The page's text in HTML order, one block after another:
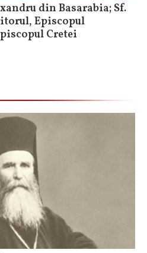
din Basarabia; Sf.
Episcopul
Cretei